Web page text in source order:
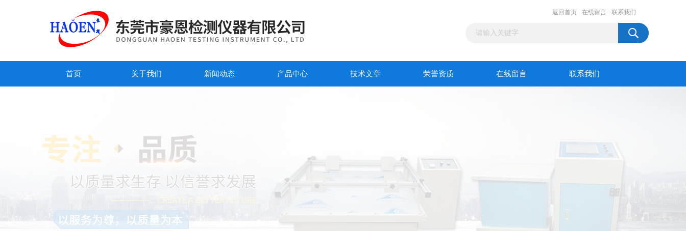
返回首页 在线留言 联系我们
首页 关于我们 新闻动态 产品中心 技术文章 荣誉资质 在线留言 联系我们